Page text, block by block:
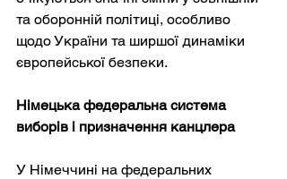
та оборонній політиці, особливо
щодо України та ширшої динаміки
європейської безпеки.
Німецька федеральна система
виборів і призначення канцлера
У Німеччині на федеральних